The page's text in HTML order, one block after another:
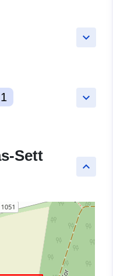
keyboard_arrow_down
keyboard_arrow_down
1
keyboard_arrow_up
Sett